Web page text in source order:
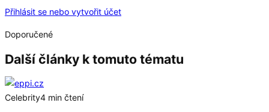
Přihlásit se nebo vytvořit účet
Doporučené
Další články k tomuto tématu
Celebrity4 min čtení